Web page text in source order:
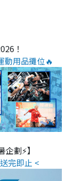
！
動用品攤位🔥
劃⚡】
完即止 <